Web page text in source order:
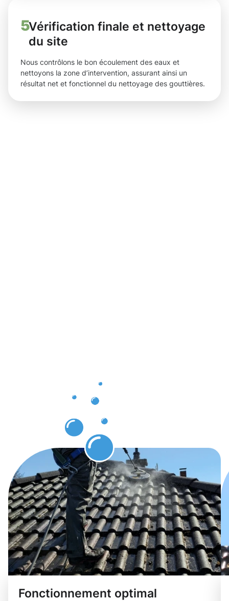
5Vérification finale et nettoyage
du site
Nous contrôlons le bon écoulement des eaux et
nettoyons la zone d’intervention, assurant ainsi un
résultat net et fonctionnel du nettoyage des gouttières.
Fonctionnement optimal